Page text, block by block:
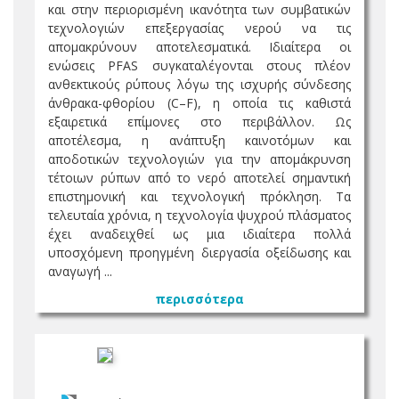
και στην περιορισμένη ικανότητα των συμβατικών
τεχνολογιών επεξεργασίας νερού να τις
απομακρύνουν αποτελεσματικά. Ιδιαίτερα οι
ενώσεις PFAS συγκαταλέγονται στους πλέον
ανθεκτικούς ρύπους λόγω της ισχυρής σύνδεσης
άνθρακα-φθορίου (C–F), η οποία τις καθιστά
εξαιρετικά επίμονες στο περιβάλλον. Ως
αποτέλεσμα, η ανάπτυξη καινοτόμων και
αποδοτικών τεχνολογιών για την απομάκρυνση
τέτοιων ρύπων από το νερό αποτελεί σημαντική
επιστημονική και τεχνολογική πρόκληση. Τα
τελευταία χρόνια, η τεχνολογία ψυχρού πλάσματος
έχει αναδειχθεί ως μια ιδιαίτερα πολλά
υποσχόμενη προηγμένη διεργασία οξείδωσης και
αναγωγή ...
περισσότερα